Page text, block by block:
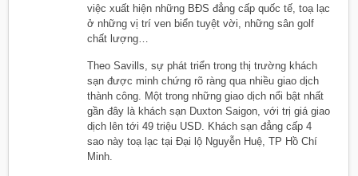
việc xuất hiện những BĐS đẳng cấp quốc tế, toạ lạc
ở những vị trí ven biển tuyệt vời, những sân golf
chất lượng…
Theo Savills, sự phát triển trong thị trường khách
sạn được minh chứng rõ ràng qua nhiều giao dịch
thành công. Một trong những giao dịch nổi bật nhất
gần đây là khách sạn Duxton Saigon, với trị giá giao
dịch lên tới 49 triệu USD. Khách sạn đẳng cấp 4
sao này toạ lạc tại Đại lộ Nguyễn Huệ, TP Hồ Chí
Minh.